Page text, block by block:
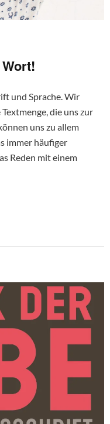
und Sprache. Wir
die uns zur
uns zu allem
immer häufiger
Reden mit einem